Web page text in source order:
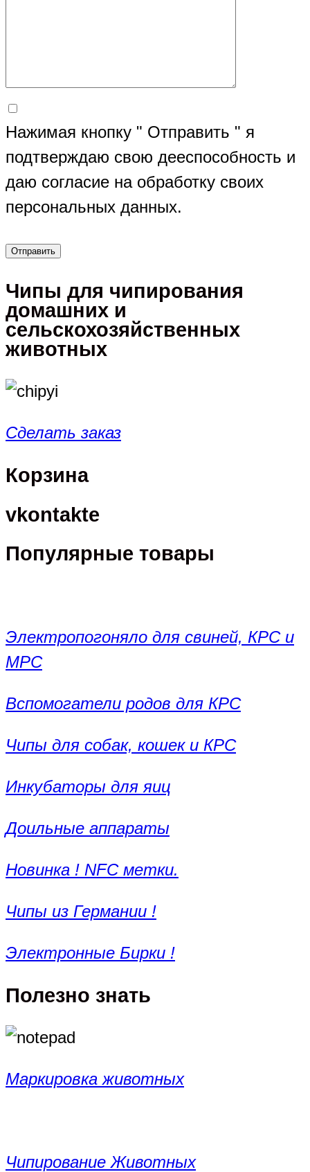
Нажимая кнопку " Отправить " я
подтверждаю свою дееспособность и
даю согласие на обработку своих
персональных данных.
Чипы для чипирования
домашних и
сельскохозяйственных
животных
Сделать заказ
Корзина
vkontakte
Популярные товары
Электропогоняло для свиней, КРС и
МРС
Вспомогатели родов для КРС
Чипы для собак, кошек и КРС
Инкубаторы для яиц
Доильные аппараты
Новинка ! NFC метки.
Чипы из Германии !
Электронные Бирки !
Полезно знать
Маркировка животных
Чипирование Животных